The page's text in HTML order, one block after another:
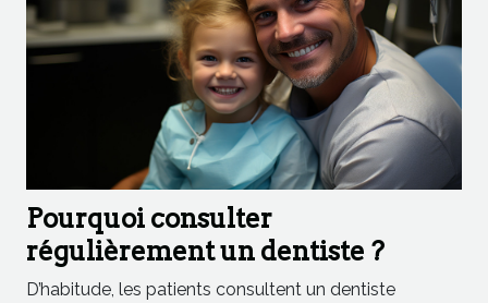
Pourquoi consulter
régulièrement un dentiste ?
D’habitude, les patients consultent un dentiste